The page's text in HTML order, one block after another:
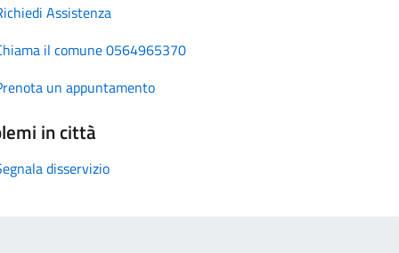
Assistenza
il comune 0564965370
un appuntamento
in città
disservizio